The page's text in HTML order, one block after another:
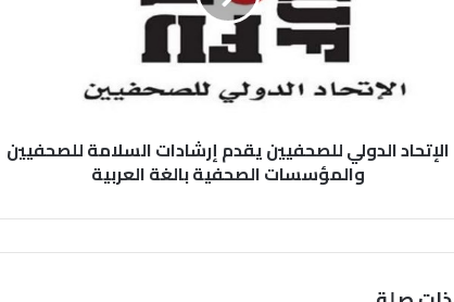
الإتحاد الدولي للصحفيين يقدم إرشادات السلامة للصحفيين
والمؤسسات الصحفية بالغة العربية